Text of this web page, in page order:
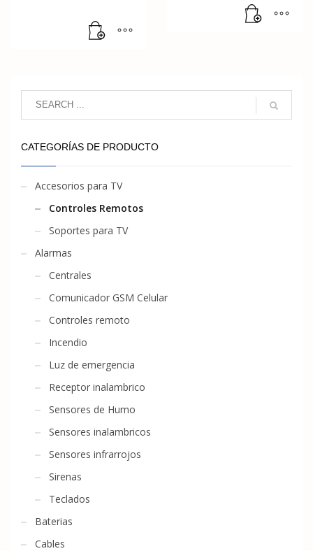
CATEGORÍAS DE PRODUCTO
Accesorios para TV
Controles Remotos
Soportes para TV
Alarmas
Centrales
Comunicador GSM Celular
Controles remoto
Incendio
Luz de emergencia
Receptor inalambrico
Sensores de Humo
Sensores inalambricos
Sensores infrarrojos
Sirenas
Teclados
Baterias
Cables